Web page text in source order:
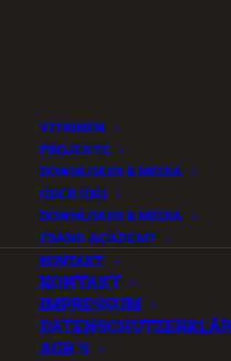
VITRINEN
PROJEKTE
DOWNLOADS & MEDIA
ÜBER UNS
DOWNLOADS & MEDIA
FRANK ACADEMY
.KONTAKT
KONTAKT
IMPRESSUM
AGB´S
2026 (de)
8. MAI 2026